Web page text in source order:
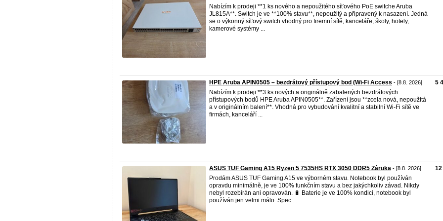
Nabízím k prodeji **1 ks nového a nepoužitého síťového PoE switche Aruba
JL815A**. Switch je ve **100% stavu**, nepoužitý a připravený k nasazení. Jedná
se o výkonný síťový switch vhodný pro firemní sítě, kanceláře, školy, hotely,
kamerové systémy ...
HPE Aruba APIN0505 – bezdrátový přístupový bod (Wi-Fi Access - [8.8. 2026]
Nabízím k prodeji **3 ks nových a originálně zabalených bezdrátových
přístupových bodů HPE Aruba APIN0505**. Zařízení jsou **zcela nová, nepoužitá
a v originálním balení**. Vhodná pro vybudování kvalitní a stabilní Wi-Fi sítě ve
firmách, kanceláří ...
5
ASUS TUF Gaming A15 Ryzen 5 7535HS RTX 3050 DDR5 Záruka - [8.8. 2026]
Prodám ASUS TUF Gaming A15 ve výborném stavu. Notebook byl používán
opravdu minimálně, je ve 100% funkčním stavu a bez jakýchkoliv závad. Nikdy
nebyl rozebírán ani opravován. 🔋 Baterie je ve 100% kondici, notebook byl
používán jen velmi málo. Spec ...